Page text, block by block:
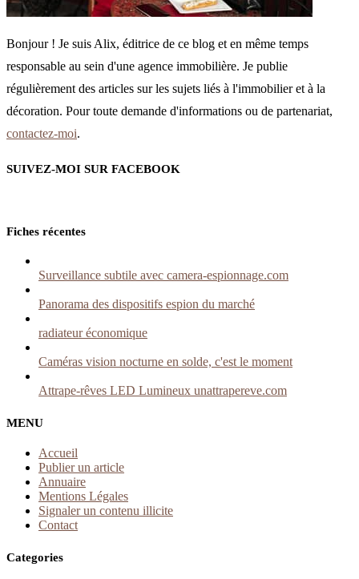
Bonjour ! Je suis Alix, éditrice de ce blog et en même temps
responsable au sein d'une agence immobilière. Je publie
régulièrement des articles sur les sujets liés à l'immobilier et à la
décoration. Pour toute demande d'informations ou de partenariat,
contactez-moi.
SUIVEZ-MOI SUR FACEBOOK
Fiches récentes
Surveillance subtile avec camera-espionnage.com
Panorama des dispositifs espion du marché
radiateur économique
Caméras vision nocturne en solde, c'est le moment
Attrape-rêves LED Lumineux unattrapereve.com
MENU
Accueil
Publier un article
Annuaire
Mentions Légales
Signaler un contenu illicite
Contact
Categories